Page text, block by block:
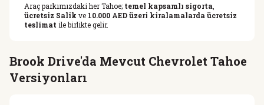
Araç parkımızdaki her Tahoe; temel kapsamlı sigorta
ücretsiz Salik ve 10.000 AED üzeri kiralamalarda ücretsiz
teslimat ile birlikte gelir.
Brook Drive'da Mevcut Chevrolet Tahoe
Versiyonları